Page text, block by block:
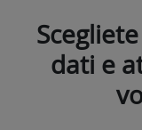
dati e